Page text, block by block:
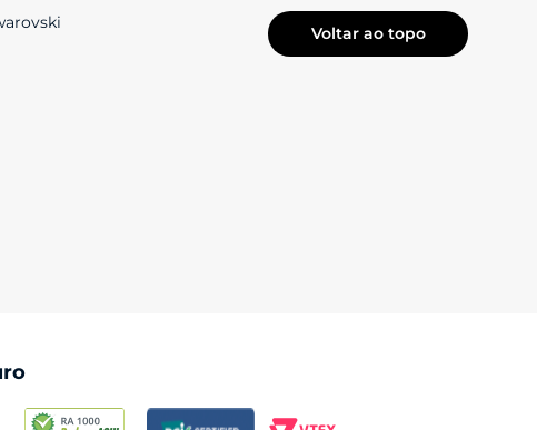
Voltar ao topo